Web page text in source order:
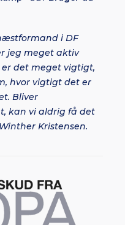
i DF
jeg meget aktiv
det meget vigtigt,
hvor vigtigt det er
Bliver
kan vi aldrig få det
Kristensen.